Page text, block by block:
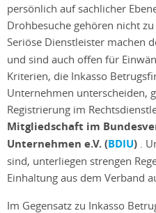
persönlich auf sachlicher
Drohbesuche gehören nicht
Seriöse Dienstleister machen
und sind auch offen für
Kriterien, die Inkasso
Unternehmen unterscheiden,
Registrierung im
Mitgliedschaft im
Unternehmen e.V. (BDIU)
.
sind, unterliegen strengen
Einhaltung aus dem Verband
Im Gegensatz zu Inkasso